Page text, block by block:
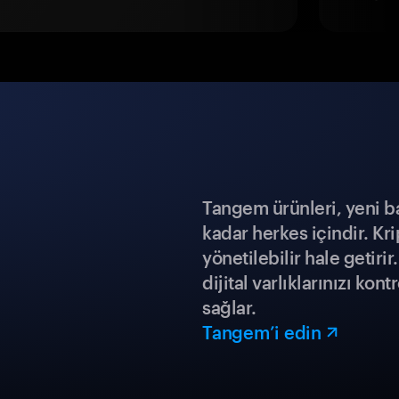
Tangem ürünleri, yeni
kadar herkes içindir.
yönetilebilir hale
dijital varlıklarınızı
sağlar.
Tangem’i edin